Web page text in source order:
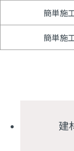
簡単施
簡単施
建